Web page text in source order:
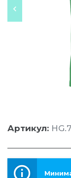
Артикул: